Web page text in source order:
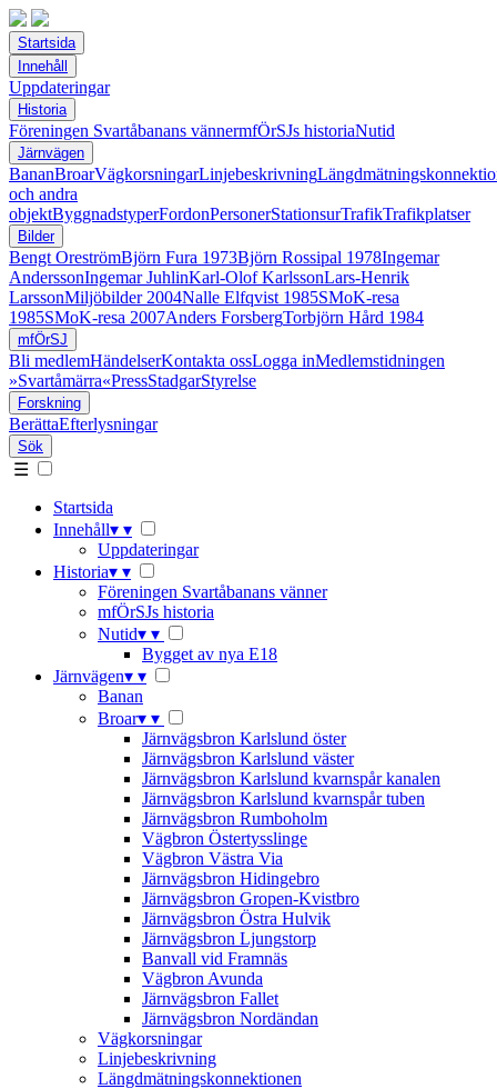
Startsida
Innehåll
Uppdateringar
Historia
Föreningen Svartåbanans vännermfÖrSJs historiaNutid
Järnvägen
BananBroarVägkorsningarLinjebeskrivning
och andra
objektByggnadstyperFordonPersonerStationsurTrafikTrafikplatser
Bilder
Bengt OreströmBjörn Fura 1973Björn Rossipal 1978Ingemar
AnderssonIngemar JuhlinKarl-Olof KarlssonLars-Henrik
LarssonMiljöbilder 2004Nalle Elfqvist 1985SMoK-resa
1985SMoK-resa 2007Anders ForsbergTorbjörn Hård 1984
mfÖrSJ
Bli medlemHändelserKontakta ossLogga inMedlemstidningen
»Svartåmärra«PressStadgarStyrelse
Forskning
BerättaEfterlysningar
Sök
☰
Startsida
Innehåll▾ ▾
Uppdateringar
Historia▾ ▾
Föreningen Svartåbanans vänner
mfÖrSJs historia
Nutid▾ ▾
Bygget av nya E18
Järnvägen▾ ▾
Banan
Broar▾ ▾
Järnvägsbron Karlslund öster
Järnvägsbron Karlslund väster
Järnvägsbron Karlslund kvarnspår kanalen
Järnvägsbron Karlslund kvarnspår tuben
Järnvägsbron Rumboholm
Vägbron Östertysslinge
Vägbron Västra Via
Järnvägsbron Hidingebro
Järnvägsbron Gropen-Kvistbro
Järnvägsbron Östra Hulvik
Järnvägsbron Ljungstorp
Banvall vid Framnäs
Vägbron Avunda
Järnvägsbron Fallet
Järnvägsbron Nordändan
Vägkorsningar
Linjebeskrivning
Längdmätningskonnektionen